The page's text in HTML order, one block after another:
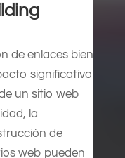
de enlaces bien
significativo
un sitio web
la
de
web pueden